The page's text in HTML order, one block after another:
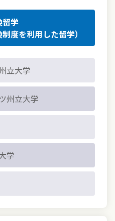
留学
度を利用した留学）
立大学
州立大学
学